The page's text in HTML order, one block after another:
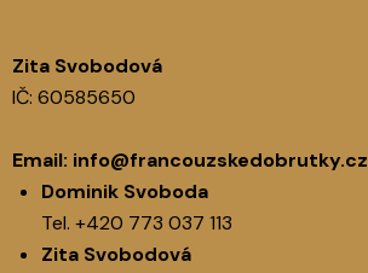
Zita Svobodová
IČ: 60585650
Email: info@francouzskedobrutky.cz
Dominik Svoboda
Tel. +420 773 037 113
Zita Svobodová